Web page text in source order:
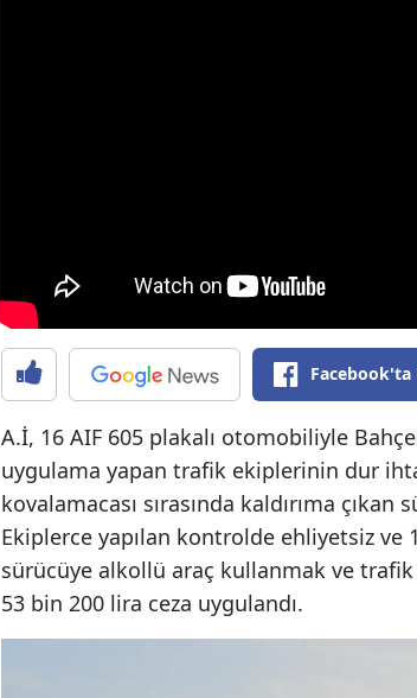
Facebook'ta
A.İ, 16 AIF 605 plakalı otomobiliyle
uygulama yapan trafik ekiplerinin dur
kovalamacası sırasında kaldırıma
Ekiplerce yapılan kontrolde ehliyetsiz
sürücüye alkollü araç kullanmak ve
53 bin 200 lira ceza uygulandı.